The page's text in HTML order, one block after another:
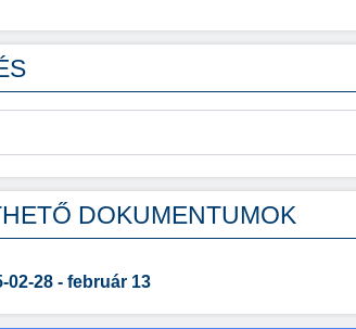
DOKUMENTUMOK
02-28 - február 13